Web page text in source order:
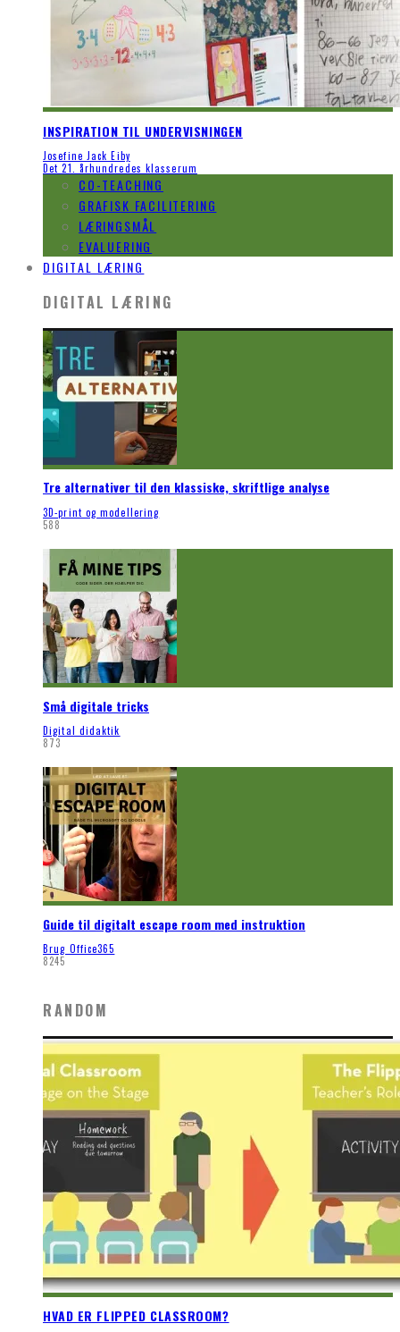
INSPIRATION TIL UNDERVISNINGEN
Josefine Jack Eiby
Det 21. århundredes klasserum
CO-TEACHING
GRAFISK FACILITERING
LÆRINGSMÅL
EVALUERING
DIGITAL LÆRING
DIGITAL LÆRING
Tre alternativer til den klassiske, skriftlige analyse
3D-print og modellering
588
Små digitale tricks
Digital didaktik
873
Guide til digitalt escape room med instruktion
Brug Office365
8245
RANDOM
HVAD ER FLIPPED CLASSROOM?